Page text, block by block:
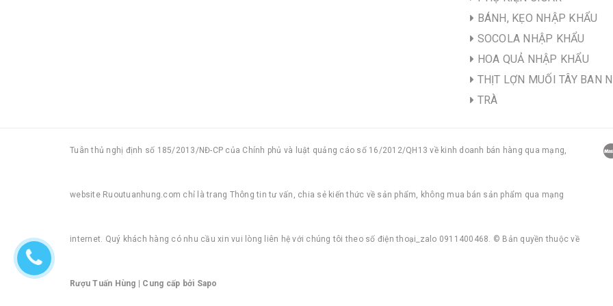
BÁNH, KẸO NHẬP KHẨU
SOCOLA NHẬP KHẨU
HOA QUẢ NHẬP KHẨU
THỊT LỢN MUỐI TÂY BAN
TRÀ
Tuân thủ nghị định số 185/2013/NĐ-CP của Chính phủ và luật quảng cáo số 16/2012/QH13 về kinh doanh bán hàng qua mạng,
website Ruoutuanhung.com chỉ là trang Thông tin tư vấn, chia sẻ kiến thức về sản phẩm, không mua bán sản phẩm qua mạng
internet. Quý khách hàng có nhu cầu xin vui lòng liên hệ với chúng tôi theo số điện thoại_zalo 0911400468. © Bản quyền thuộc về
Rượu Tuấn Hùng Cung cấp bởi Sapo